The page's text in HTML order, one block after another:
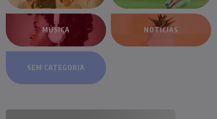
MÚSICA NOTÍCIAS
SEM CATEGORIA